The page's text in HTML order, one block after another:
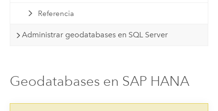
Referencia
Administrar geodatabases en SQL Server
Geodatabases en SAP HANA